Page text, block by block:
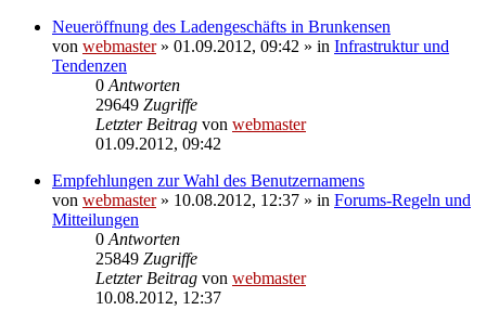
Neueröffnung des Ladengeschäfts in Brunkensen
von webmaster» 01.09.2012, 09:42 » in Infrastruktur und
Tendenzen
0 Antworten
29649 Zugriffe
Letzter Beitrag von webmaster
01.09.2012, 09:42
Empfehlungen zur Wahl des Benutzernamens
von webmaster» 10.08.2012, 12:37 » in Forums-Regeln und
Mitteilungen
0 Antworten
25849 Zugriffe
Letzter Beitrag von webmaster
10.08.2012, 12:37